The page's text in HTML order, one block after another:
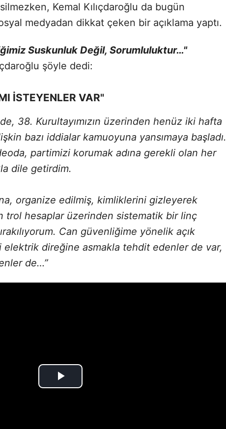
Kemal Kılıçdaroğlu da bugün
medyadan dikkat çeken bir açıklama yaptı.
Suskunluk Değil, Sorumluluktur…"
şöyle dedi:
İSTEYENLER VAR"
38. Kurultayımızın üzerinden henüz iki hafta
bazı iddialar kamuoyuna yansımaya başladı.
partimizi korumak adına gerekli olan her
dile getirdim.
organize edilmiş, kimliklerini gizleyerek
trol hesaplar üzerinden sistematik bir linç
Can güvenliğime yönelik açık
elektrik direğine asmakla tehdit edenler de var,
de…”